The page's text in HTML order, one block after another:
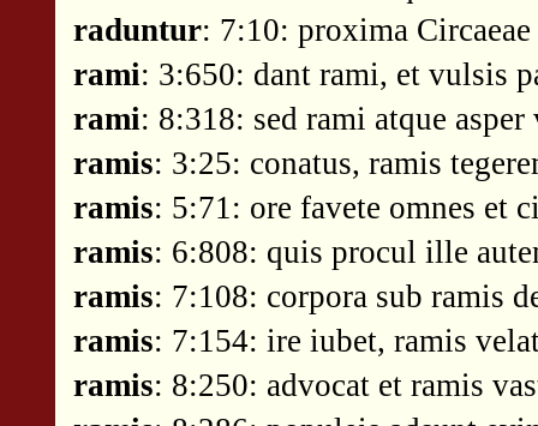
raduntur: 7:10: proxima
rami: 3:650: dant rami, et vulsis
rami: 8:318: sed rami atque
ramis: 3:25: conatus, ramis
ramis: 5:71: ore favete omnes et
ramis: 6:808: quis procul ille
ramis: 7:108: corpora sub ramis
ramis: 7:154: ire iubet, ramis
ramis: 8:250: advocat et ramis